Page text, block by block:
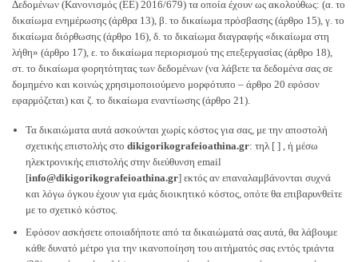
Δεδομένων (Κανονισμός (ΕΕ) 2016/679) τα οποία έχουν ως ακολούθως: (α. το
δικαίωμα ενημέρωσης (άρθρα 13), β. το δικαίωμα πρόσβασης (άρθρο 15), γ. το
δικαίωμα διόρθωσης (άρθρο 16), δ. το δικαίωμα διαγραφής «δικαίωμα στη
λήθη» (άρθρο 17), ε. το δικαίωμα περιορισμού της επεξεργασίας (άρθρο 18),
στ. το δικαίωμα φορητότητας των δεδομένων (να λάβετε τα δεδομένα σας σε
δομημένο και κοινώς χρησιμοποιούμενο μορφότυπο – άρθρο 20 εφόσον
εφαρμόζεται) και ζ. το δικαίωμα εναντίωσης (άρθρο 21).
Τα δικαιώματα αυτά ασκούνται χωρίς κόστος για σας, με την αποστολή
σχετικής επιστολής στο dikigorikografeioathina.gr: τηλ [ ] , ή μέσω
ηλεκτρονικής επιστολής στην διεύθυνση email
[info@dikigorikografeioathina.gr] εκτός αν επαναλαμβάνονται συχνά
και λόγω όγκου έχουν για εμάς διοικητικό κόστος, οπότε θα επιβαρυνθείτε
με το σχετικό κόστος.
Εφόσον ασκήσετε οποιαδήποτε από τα δικαιώματά σας αυτά, θα λάβουμε
κάθε δυνατό μέτρο για την ικανοποίηση του αιτήματός σας εντός τριάντα